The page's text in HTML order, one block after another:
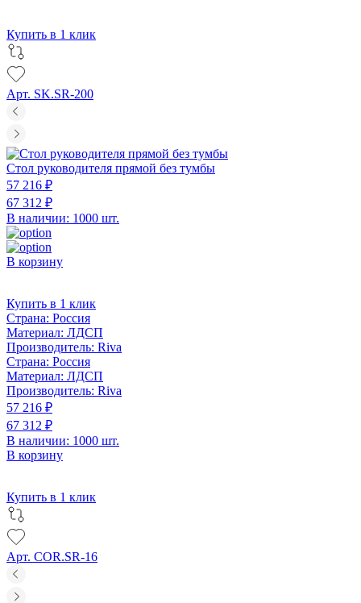
Купить в 1 клик
Арт. SK.SR-200
Стол руководителя прямой без тумбы
57 216 ₽
67 312 ₽
В наличии: 1000 шт.
В корзину
Купить в 1 клик
Страна: Россия
Материал: ЛДСП
Производитель: Riva
Страна: Россия
Материал: ЛДСП
Производитель: Riva
57 216 ₽
67 312 ₽
В наличии: 1000 шт.
В корзину
Купить в 1 клик
Арт. COR.SR-16